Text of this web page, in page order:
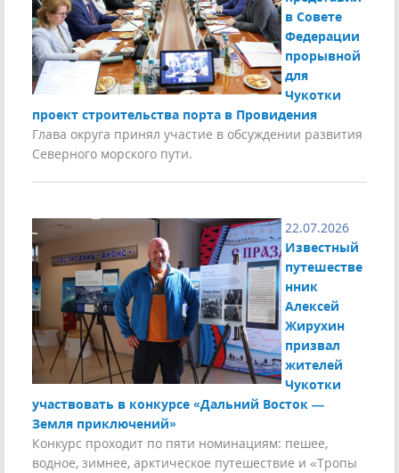
в Совете
Федерации
прорывной
для
Чукотки
проект строительства порта в Провидения
Глава округа принял участие в обсуждении развития
Северного морского пути.
22.07.2026
Известный
путешестве
нник
Алексей
Жирухин
призвал
жителей
Чукотки
участвовать в конкурсе «Дальний Восток —
Земля приключений»
Конкурс проходит по пяти номинациям: пешее,
водное, зимнее, арктическое путешествие и «Тропы